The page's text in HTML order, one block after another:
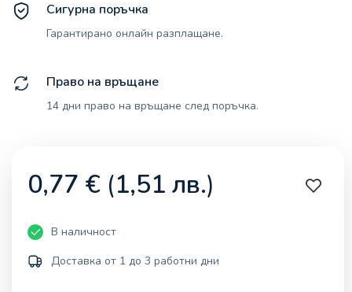
Сигурна поръчка
Гарантирано онлайн разплащане.
Право на връщане
14 дни право на връщане след поръчка.
0,77 € (1,51 лв.)
В наличност
Доставка от 1 до 3 работни дни